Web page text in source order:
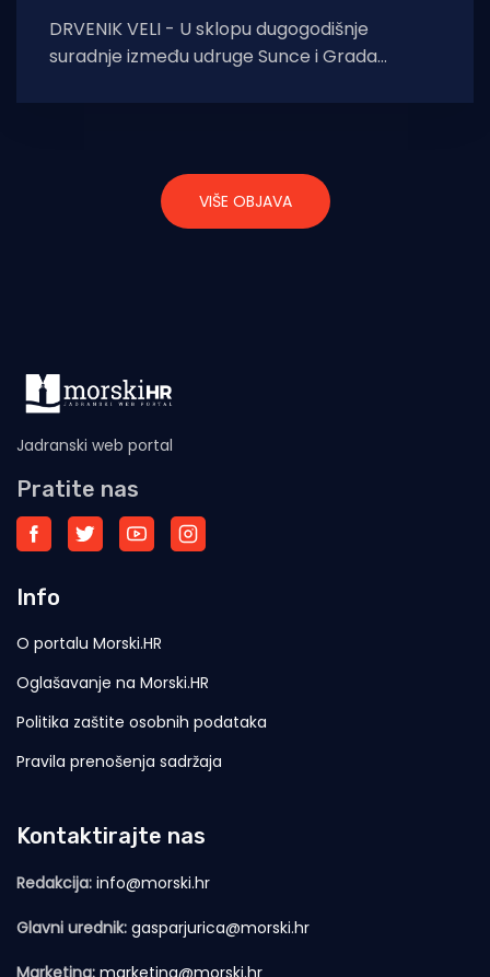
DRVENIK VELI - U sklopu dugogodišnje
suradnje između udruge Sunce i Grada
tribina o
VIŠE OBJAVA
Jadranski web portal
Pratite nas
Info
O portalu Morski.HR
Oglašavanje na Morski.HR
Politika zaštite osobnih podataka
Pravila prenošenja sadržaja
Kontaktirajte nas
Redakcija: info@morski.hr
Glavni urednik: gasparjurica@morski.hr
Marketing: marketing@morski.hr